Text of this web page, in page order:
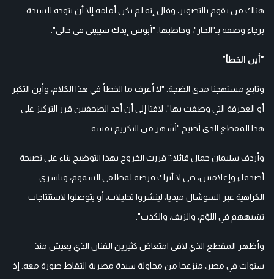
هناك من يقوم بالتصوير، وقال إنه لم يكن أمامه إلا أن يتوجه للسيدة
برجاء وصفه بـ"الحار"، وخاطبها: "أبوس إيدك سيبيني في حالي".
"أين الخطأ"
وتابع مستهجنا مدى الضجة: "لا أعرف ما الخطأ في هذا الكلام، وأين التكبر
أو العجرفة التي وصفت بها"، لافتا إلى أن أحد الصحفيين قرر التركيز على
هذا المقطع الذي أصبح "أشهر من التكريم نفسه.
وأردف سليمان جمال قائلا:" قررت الخروج بهذا التوضيح بناء على نصيحة
أصدقاء وإعلاميين، حتى لا أترك فرصة لمطلقي السموم، وناشري
الكراهية عبر السوشال ميديا، لينشروا تحليلات، أو يتوصلوا لاستنتاجات
تشبههم في اللؤم، والزيف، والكذب".
وأظهر المقطع الذي لاقى امتعاض كثيرين الفنان الذي يعيش منذ
سنوات في مصر، منزعجا من محاولة سيدة مصرية التقاط صورة معه. إذ